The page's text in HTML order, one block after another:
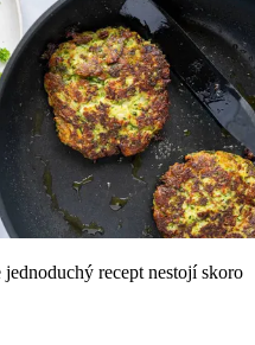
recept nestojí skoro